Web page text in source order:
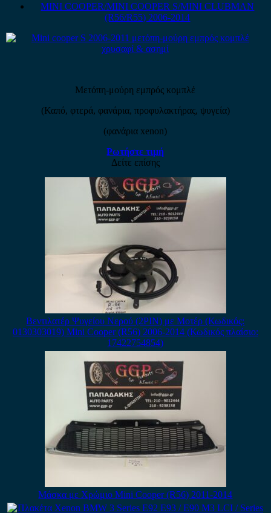
MINI COOPER/MINI COOPER S/MINI CLUBMAN
(R56/R55) 2006-2014
Μετόπη-μούρη εμπρός κομπλέ
(Καπό, φτερά, φανάρια, προφυλακτήρας, ψυγεία)
(φανάρια xenon)
Ρωτήστε τιμή
Δείτε επίσης
Βεντιλατέρ Ψυγείου Νερού (2PIN) με Μοτέρ (Κωδικός:
0130303019) Mini Cooper (R56) 2006-2014 (Κωδικός πλαίσιο:
17422754854)
Μάσκα με Χρώμιο Mini Cooper (R56) 2011-2014